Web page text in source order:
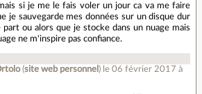
si je me le fais voler un jour ca va me faire
je sauvegarde mes données sur un disque dur
part ou alors que je stocke dans un nuage mais
ne m'inspire pas confiance.
(site web personnel ) le 06 février 2017 à